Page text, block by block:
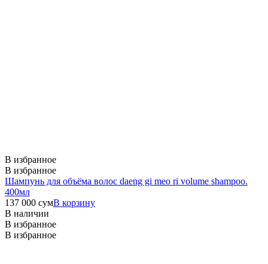
В избранное
В избранное
Шампунь для объёма волос daeng gi meo ri volume shampoo.
400мл
137 000 сумВ корзину
В наличии
В избранное
В избранное